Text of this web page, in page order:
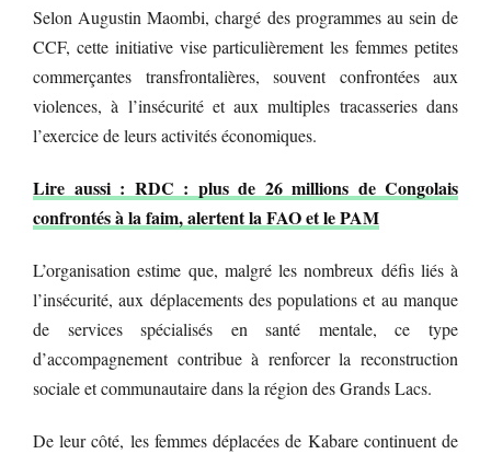
Selon Augustin Maombi, chargé des programmes au sein de
CCF, cette initiative vise particulièrement les femmes petites
commerçantes transfrontalières, souvent confrontées aux
violences, à l’insécurité et aux multiples tracasseries dans
l’exercice de leurs activités économiques.
Lire aussi : RDC : plus de 26 millions de Congolais
confrontés à la faim, alertent la FAO et le PAM
L’organisation estime que, malgré les nombreux défis liés à
l’insécurité, aux déplacements des populations et au manque
de services spécialisés en santé mentale, ce type
d’accompagnement contribue à renforcer la reconstruction
sociale et communautaire dans la région des Grands Lacs.
De leur côté, les femmes déplacées de Kabare continuent de